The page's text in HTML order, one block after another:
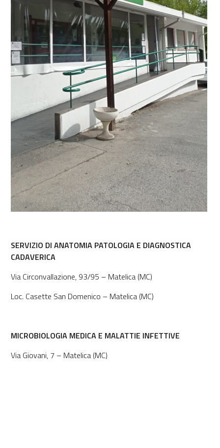
SERVIZIO DI ANATOMIA PATOLOGIA E DIAGNOSTICA
CADAVERICA
Via Circonvallazione, 93/95 – Matelica (MC)
Loc. Casette San Domenico – Matelica (MC)
MICROBIOLOGIA MEDICA E MALATTIE INFETTIVE
Via Giovani, 7 – Matelica (MC)